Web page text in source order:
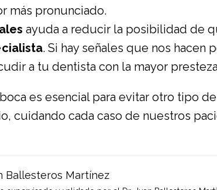
más pronunciado.
ayuda a reducir la posibilidad de
. Si hay señales que nos hacen
a tu dentista con la mayor
es esencial para evitar otro tipo
cuidando cada caso de nuestros
Ballesteros Martínez